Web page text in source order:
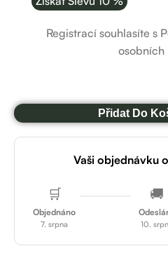
Registrací souhlasíte s
osobních
Kč
Přidat Do
Vaši objednávku
🛒
Objednáno
7. srpna
🚚
10.